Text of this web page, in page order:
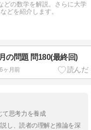
どの数学を解説。さらに大学
どを紹介します。
の問題 問180(最終回)
ヶ月前
て思考力を養成
し、読者の理解と推論を深